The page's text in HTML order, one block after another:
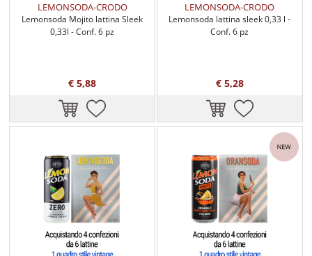
LEMONSODA-CRODO
Lemonsoda Mojito lattina Sleek
0,33l - Conf. 6 pz
€ 5,88
LEMONSODA-CRODO
Lemonsoda lattina sleek 0,33 l -
Conf. 6 pz
€ 5,28